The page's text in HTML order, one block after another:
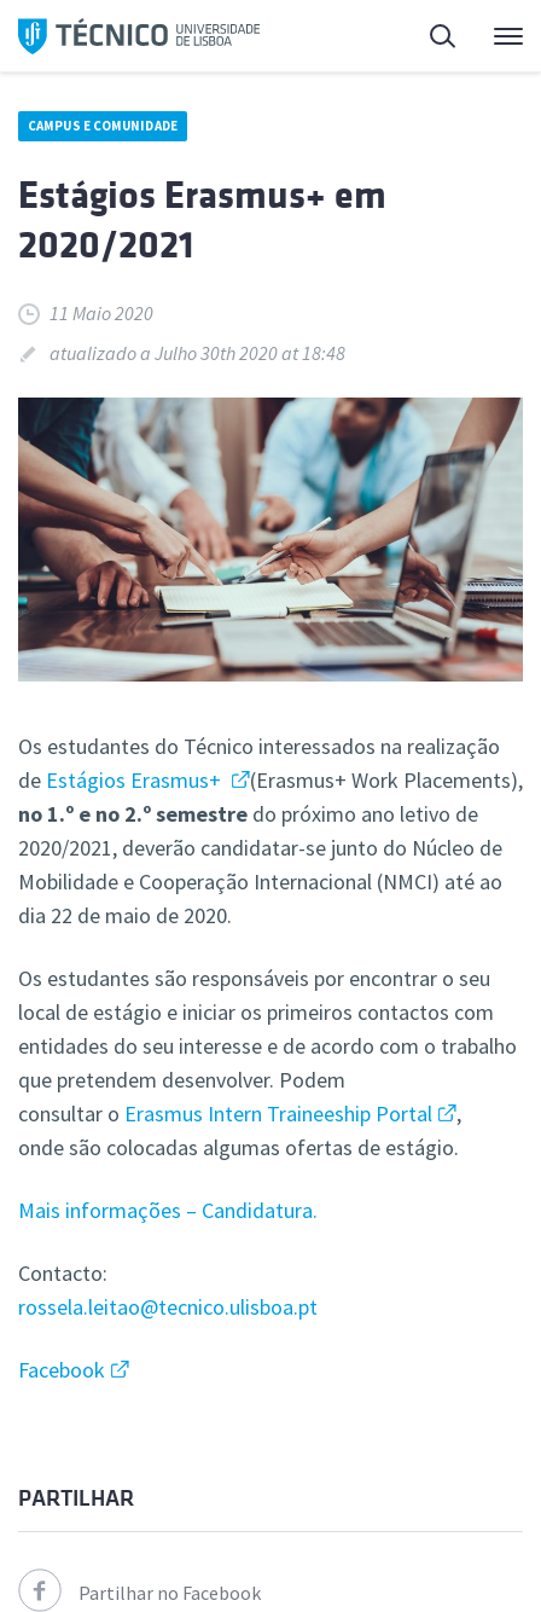
Saltar
para
Pesquisa
CAMPUS E COMUNIDADE
Estágios Erasmus+ em
2020/2021
11 Maio 2020
atualizado a Julho 30th 2020 at 18:48
Os estudantes do Técnico interessados na realização
de Estágios Erasmus+
(Erasmus+ Work Placements),
no 1.º e no 2.º semestre do próximo ano letivo de
2020/2021, deverão candidatar-se junto do Núcleo de
Mobilidade e Cooperação Internacional (NMCI) até ao
dia 22 de maio de 2020.
Os estudantes são responsáveis por encontrar o seu
local de estágio e iniciar os primeiros contactos com
entidades do seu interesse e de acordo com o trabalho
que pretendem desenvolver. Podem
consultar o Erasmus Intern Traineeship Portal
,
onde são colocadas algumas ofertas de estágio.
Mais informações – Candidatura.
Contacto:
rossela.leitao@tecnico.ulisboa.pt
Facebook
PARTILHAR
Partilhar no Facebook